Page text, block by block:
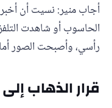
أجاب منير: نسيت أن
الحاسوب أو شاهدت
رأسي، وأصبحت الصور
قرار الذهاب